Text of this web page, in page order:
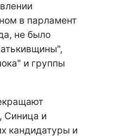
в парламент
не было
и группы
Синица и
кандидатуры и